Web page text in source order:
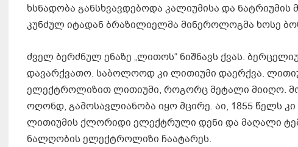
ხსნადობა განსხვავდებოდა კალიუმისა და
კუნძულ იტადან ბრაზილიელმა მინეროლოგმა ხოსე
ძველ ბერძნულ ენაზე „ლითოს“ ნიშნავს ქვას.
დავარქვათო. საბოლოოდ კი ლითიუმი დაერქვა.
ელექტროლიზით ლითიუმი, როგორც მეტალი მიიღო.
ოღონდ, გამოსავლიანობა იყო მცირე. აი, 1855 წელს
ლითიუმის ქლორიდი ელექტრული დენი და მაღალი
ნალღობის ელექტროლიზი ჩაატარეს.